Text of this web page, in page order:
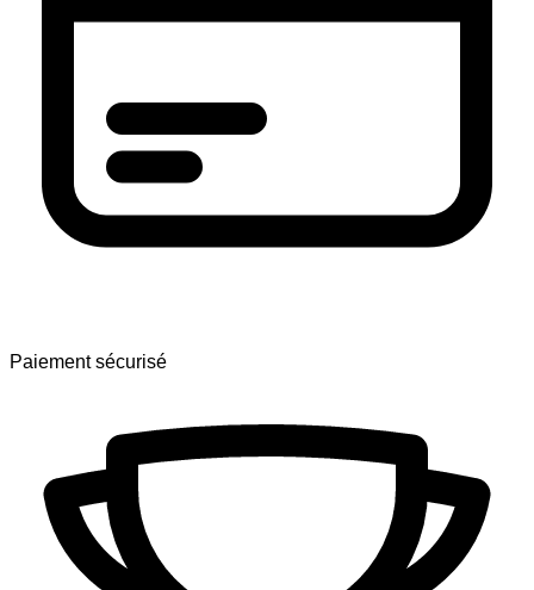
Paiement sécurisé